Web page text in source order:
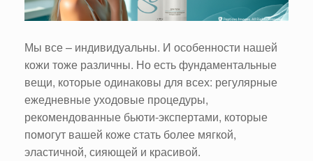
Мы все – индивидуальны. И особенности нашей
кожи тоже различны. Но есть фундаментальные
вещи, которые одинаковы для всех: регулярные
ежедневные уходовые процедуры,
рекомендованные бьюти-экспертами, которые
помогут вашей коже стать более мягкой,
эластичной, сияющей и красивой.